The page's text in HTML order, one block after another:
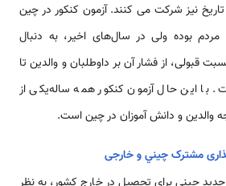
نیز شرکت می­ کنند. آزمون کنکور در چین
مردم بوده ولی در سال­‌های اخیر، به دنبال
قبولی، از فشار آن بر داوطلبان و والدین تا
با این حال آزمون کنکور همه ساله‌یکی از
والدین و دانش آموزان در چین است.
مشترک چيني و خارجی